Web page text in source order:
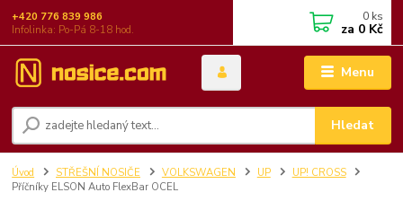
Menu
Hledat
+420 776 839 986
Infolinka: Po-Pá 8-18 hod.
0 ks
za 0 Kč
Úvod STŘEŠNÍ NOSIČE VOLKSWAGEN UP
UP! CROSS
Příčníky ELSON Auto FlexBar OCEL